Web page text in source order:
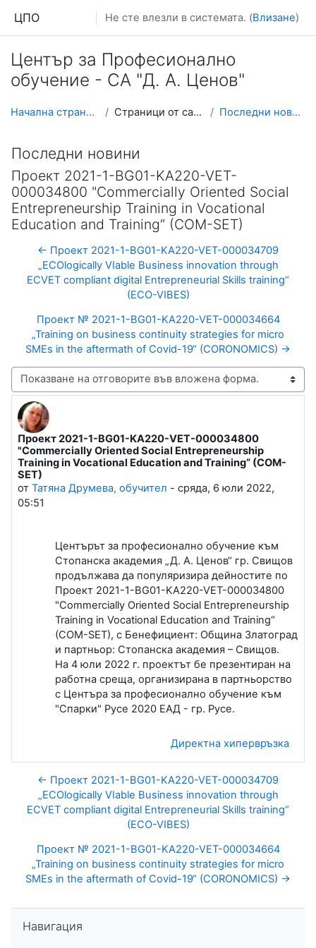
ЦПО Не сте влезли в системата. (Влизане)
Център за Професионално
обучение - СА "Д. А. Ценов"
Начална страница Страници от сайта Последни новини
Последни новини
Проект 2021-1-BG01-KA220-VET-
000034800 "Commercially Oriented Social
Entrepreneurship Training in Vocational
Education and Training“ (COM-SET)
← Проект 2021-1-BG01-KA220-VET-000034709
„ECOlogically VIable Business innovation through
ECVET compliant digital Entrepreneurial Skills training“
(ECO-VIBES)
Проект № 2021-1-BG01-KA220-VET-000034664
„Training on business continuity strategies for micro
SMEs in the aftermath of Covid-19“ (CORONOMICS) →
Начин на показване
Проект 2021-1-BG01-KA220-VET-000034800
"Commercially Oriented Social Entrepreneurship
Training in Vocational Education and Training“ (COM-
SET)
от Татяна Друмева, обучител - сряда, 6 юли 2022,
05:51
Number of replies: 0
Центърът за професионално обучение към
Стопанска академия „Д. А. Ценов“ гр. Свищов
продължава да популяризира дейностите по
Проект 2021-1-BG01-KA220-VET-000034800
"Commercially Oriented Social Entrepreneurship
Training in Vocational Education and Training“
(COM-SET), с Бенефициент: Община Златоград
и партньор: Стопанска академия – Свищов.
На 4 юли 2022 г. проектът бе презентиран на
работна среща, организирана в партньорство
с Центъра за професионално обучение към
"Спарки" Русе 2020 ЕАД - гр. Русе.
Директна хипервръзка
← Проект 2021-1-BG01-KA220-VET-000034709
„ECOlogically VIable Business innovation through
ECVET compliant digital Entrepreneurial Skills training“
(ECO-VIBES)
Проект № 2021-1-BG01-KA220-VET-000034664
„Training on business continuity strategies for micro
SMEs in the aftermath of Covid-19“ (CORONOMICS) →
Навигация